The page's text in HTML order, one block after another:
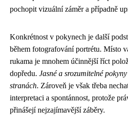
pochopit vizuální záměr a případně
Konkrétnost v pokynech je další
během fotografování portrétu. Místo
rukama je mnohem účinnější říct
dopředu. Jasné a srozumitelné
stranách. Zároveň je však třeba
interpretaci a spontánnost, protože
přinášejí nejzajímavější záběry.